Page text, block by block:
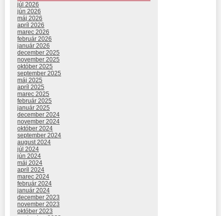
júl 2026
jún 2026
máj 2026
apríl 2026
marec 2026
február 2026
január 2026
december 2025
november 2025
október 2025
september 2025
máj 2025
apríl 2025
marec 2025
február 2025
január 2025
december 2024
november 2024
október 2024
september 2024
august 2024
júl 2024
jún 2024
máj 2024
apríl 2024
marec 2024
február 2024
január 2024
december 2023
november 2023
október 2023